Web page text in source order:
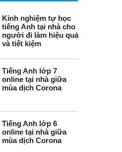
Kinh nghiệm tự học
tiếng Anh tại nhà cho
người đi làm hiệu quả
và tiết kiệm
Tiếng Anh lớp 7
online tại nhà giữa
mùa dịch Corona
Tiếng Anh lớp 6
online tại nhà giữa
mùa dịch Corona